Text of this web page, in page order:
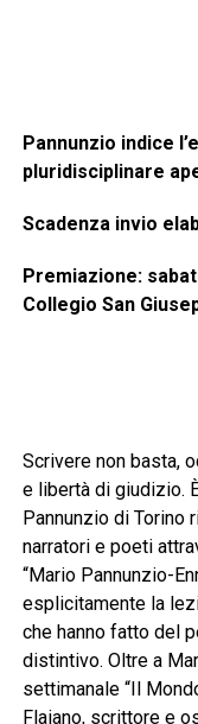
Pannunzio indice
pluridisciplinare
Scadenza invio
Premiazione:
Collegio San
Scrivere non basta,
e libertà di giudizio.
Pannunzio di Torino
narratori e poeti
“Mario Pannunzio-
esplicitamente la
che hanno fatto del
distintivo. Oltre a
settimanale “Il
Flaiano, scrittore e